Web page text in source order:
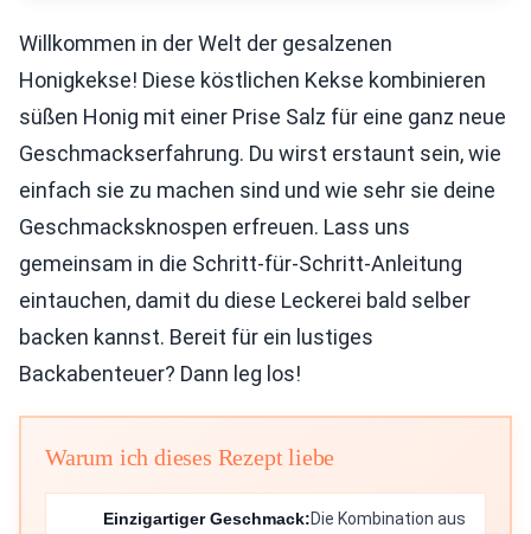
Willkommen in der Welt der gesalzenen
Honigkekse! Diese köstlichen Kekse kombinieren
süßen Honig mit einer Prise Salz für eine ganz neue
Geschmackserfahrung. Du wirst erstaunt sein, wie
einfach sie zu machen sind und wie sehr sie deine
Geschmacksknospen erfreuen. Lass uns
gemeinsam in die Schritt-für-Schritt-Anleitung
eintauchen, damit du diese Leckerei bald selber
backen kannst. Bereit für ein lustiges
Backabenteuer? Dann leg los!
Warum ich dieses Rezept liebe
Einzigartiger Geschmack:Die Kombination aus